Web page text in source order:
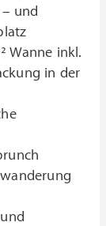
und
Wanne inkl.
in der